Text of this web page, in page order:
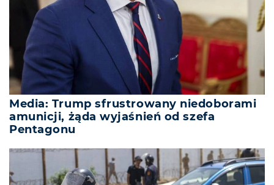
Media: Trump sfrustrowany niedoborami
amunicji, żąda wyjaśnień od szefa
Pentagonu